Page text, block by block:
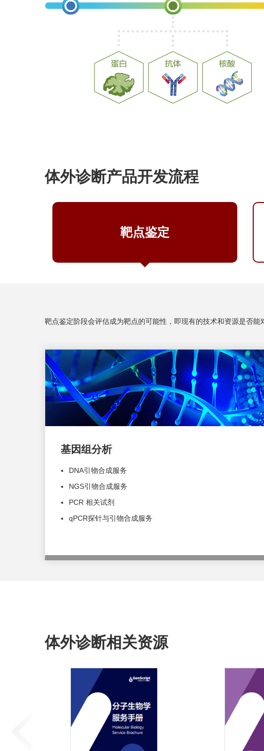
体外诊断产品开发流程
靶点鉴定
靶点鉴定阶段会评估成为靶点的可能性，即现有的技术和资源是否
基因组分析
DNA引物合成服务
NGS引物合成服务
PCR 相关试剂
qPCR探针与引物合成服务
体外诊断相关资源